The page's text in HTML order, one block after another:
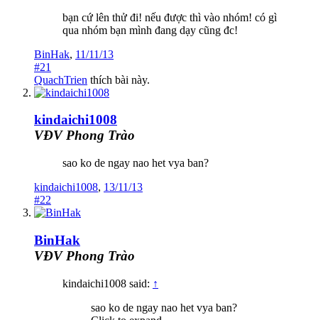
bạn cứ lên thử đi! nếu được thì vào nhóm! có gì
qua nhóm bạn mình đang dạy cũng đc!
BinHak, 11/11/13
#21
QuachTrien thích bài này.
kindaichi1008
VĐV Phong Trào
sao ko de ngay nao het vya ban?
kindaichi1008, 13/11/13
#22
BinHak
VĐV Phong Trào
kindaichi1008 said: ↑
sao ko de ngay nao het vya ban?